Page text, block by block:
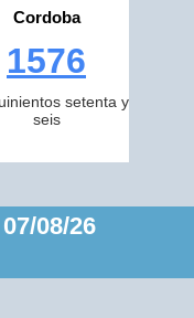
Cordoba
1576
setenta y
seis
08/26